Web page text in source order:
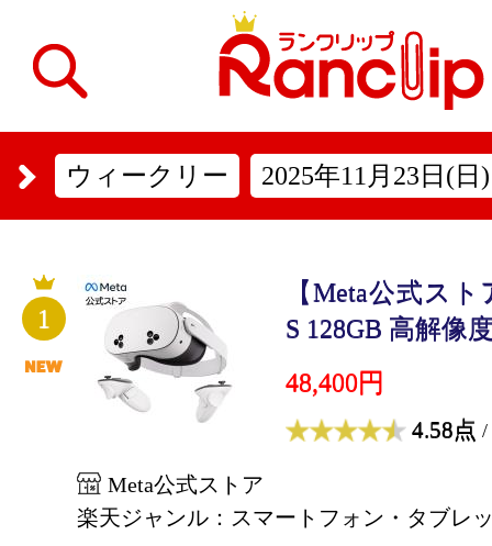
ウィークリー 2025年11月23日(日)
1
【Meta公式スト
S 128GB 高解像
48,400円
4.58点 /
Meta公式ストア
楽天ジャンル：スマートフォン・タブレ